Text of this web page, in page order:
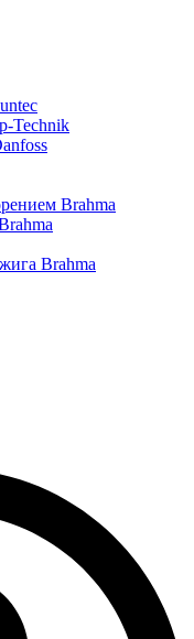
Technik
Brahma
Brahma